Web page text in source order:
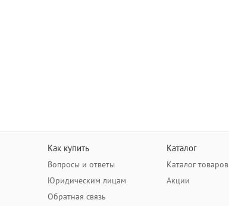
Как купить
Вопросы и ответы
Юридическим лицам
Обратная связь
Каталог
Каталог товаров
Акции